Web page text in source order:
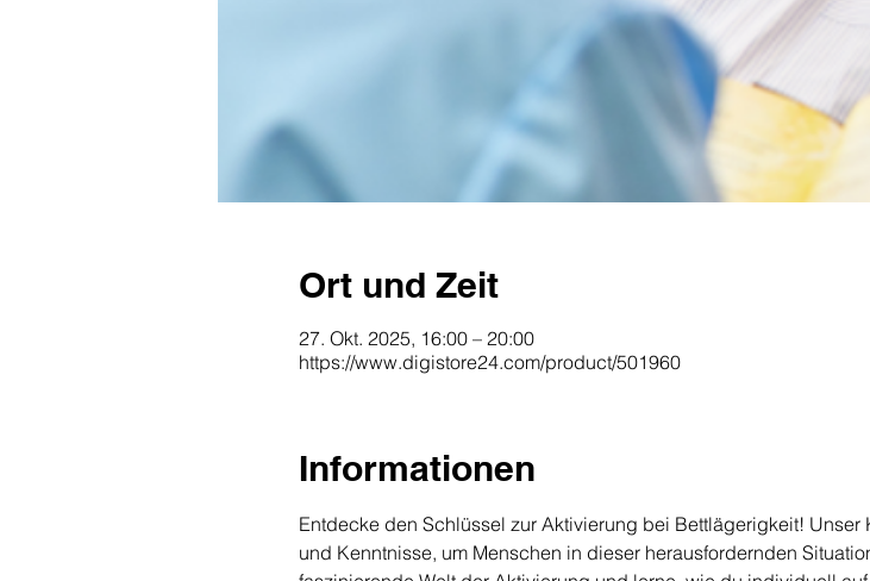
Ort und Zeit
27. Okt. 2025, 16:00 – 20:00
https://www.digistore24.com/product/501960
Informationen
Entdecke den Schlüssel zur Aktivierung bei Bettlägerigkeit!
und Kenntnisse, um Menschen in dieser herausfordernden